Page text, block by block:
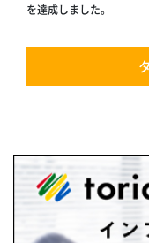
を達成しました。